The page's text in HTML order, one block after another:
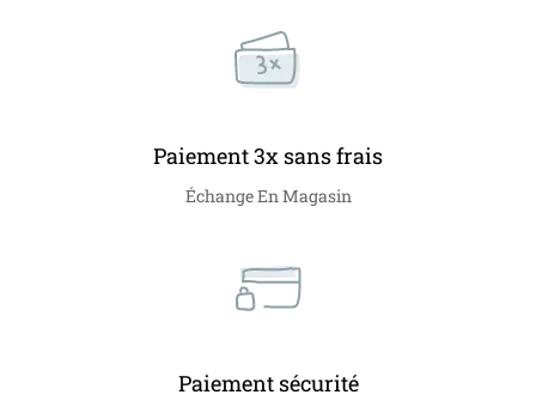
Paiement 3x sans frais
Échange En Magasin
Paiement sécurité